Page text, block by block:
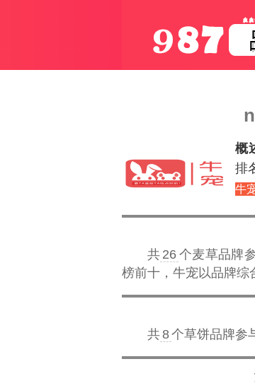
概
排
牛
共 26 个麦草品牌
榜前十， 牛宠以品牌综
共8个草饼品牌参